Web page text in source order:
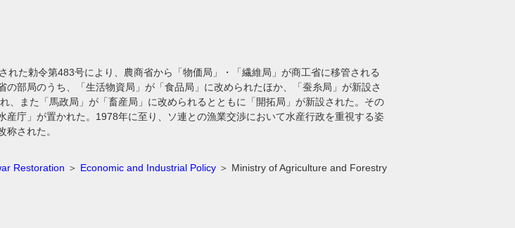
れた勅令第483号により、農商省から「物価局」・「繊維局」が商工省に移管される
部局のうち、「生活物資局」が「食品局」に改められたほか、「蚕糸局」が新設さ
、また「馬政局」が「畜産局」に改められるとともに「開拓局」が新設された。その
産庁」が置かれた。1978年に至り、ソ連との漁業交渉において水産行政を重視する姿
された。
Restoration ＞ Economic and Industrial Policy ＞ Ministry of Agriculture and Forestry